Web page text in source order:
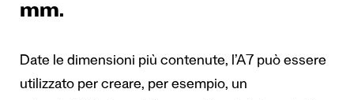
mm.
Date le dimensioni più contenute, l’A7 può essere
utilizzato per creare, per esempio, un